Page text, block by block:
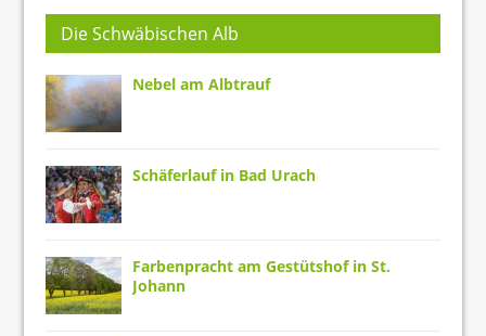
Die Schwäbischen Alb
Nebel am Albtrauf
Schäferlauf in Bad Urach
Farbenpracht am Gestütshof in St.
Johann